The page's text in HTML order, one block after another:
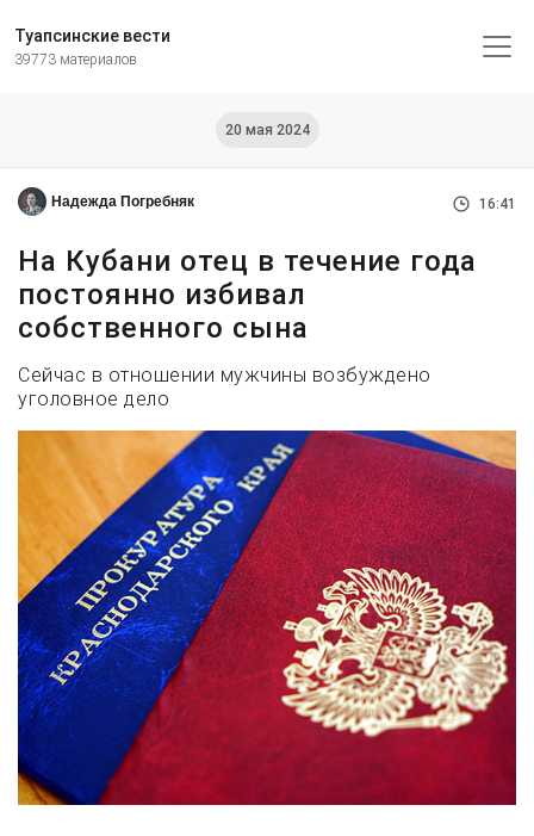
Туапсинские вести
39773 материалов
20 мая 2024
Надежда Погребняк 16:41
На Кубани отец в течение года
постоянно избивал
собственного сына
Сейчас в отношении мужчины возбуждено
уголовное дело